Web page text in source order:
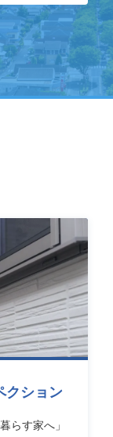
クション
らす家へ」